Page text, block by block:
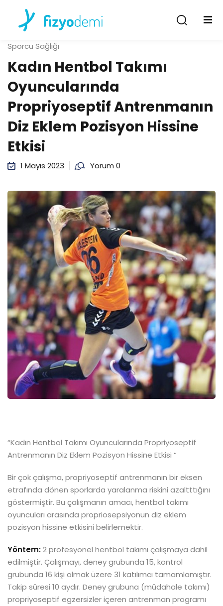
Sporcu Sağlığı
Kadın Hentbol Takımı
Oyuncularında
Propriyoseptif Antrenmanın
Diz Eklem Pozisyon Hissine
Etkisi
1 Mayıs 2023 Yorum 0
“Kadın Hentbol Takımı Oyuncularında Propriyoseptif
Antrenmanın Diz Eklem Pozisyon Hissine Etkisi “
Bir çok çalışma, propriyoseptif antrenmanın bir eksen
etrafında dönen sporlarda yaralanma riskini azaltttığını
göstermiştir. Bu çalışmanın amacı, hentbol takımı
oyuncuları arasında propriosepsiyonun diz eklem
pozisyon hissine etkisini belirlemektir.
Yöntem:2 profesyonel hentbol takımı çalışmaya dahil
edilmiştir. Çalışmayı, deney grubunda 15, kontrol
grubunda 16 kişi olmak üzere 31 katılımcı tamamlamıştır.
Takip süresi 10 aydır. Deney grubuna (müdahale takımı)
propriyoseptif egzersizler içeren antrenman programı
Giriş Yap
Hesabın yok mu?Kayıt Ol
Beni hatırla